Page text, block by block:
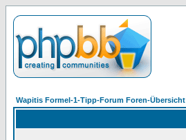
Wapitis Formel-1-Tipp-Forum Foren-Übersicht